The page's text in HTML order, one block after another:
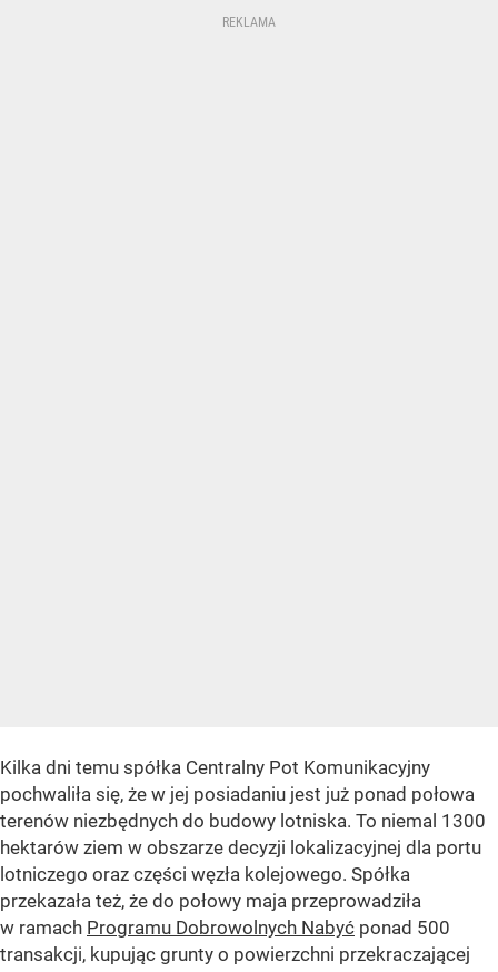
Kilka dni temu spółka Centralny Pot Komunikacyjny
pochwaliła się, że w jej posiadaniu jest już ponad połowa
terenów niezbędnych do budowy lotniska. To niemal 1300
hektarów ziem w obszarze decyzji lokalizacyjnej dla portu
lotniczego oraz części węzła kolejowego. Spółka
przekazała też, że do połowy maja przeprowadziła
w ramach Programu Dobrowolnych Nabyć ponad 500
transakcji, kupując grunty o powierzchni przekraczającej